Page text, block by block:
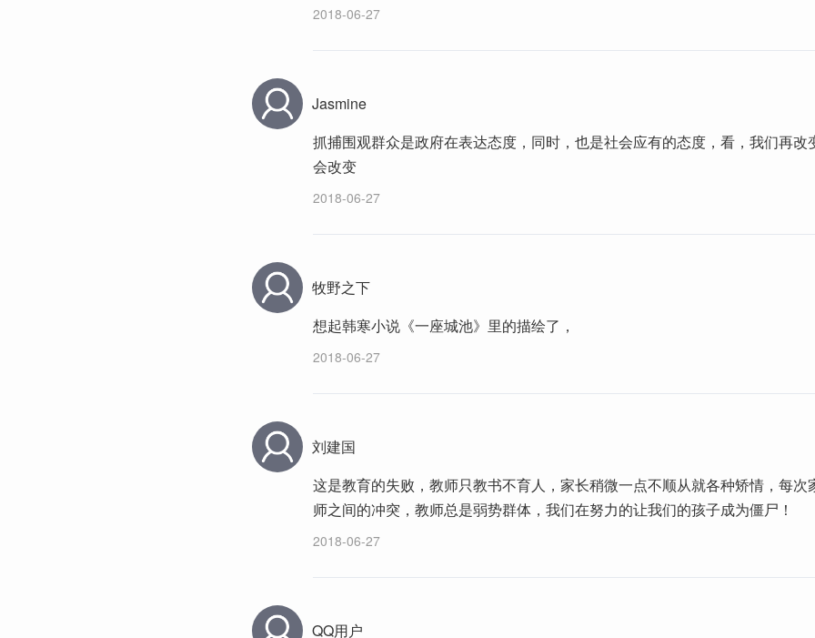
2018-06-27
Jasmine
抓捕围观群众是政府在表达态度，同时，也是社会应有的态度，看，我们再改
会改变
2018-06-27
牧野之下
想起韩寒小说《一座城池》里的描绘了，
2018-06-27
刘建国
这是教育的失败，教师只教书不育人，家长稍微一点不顺从就各种矫情，每次
师之间的冲突，教师总是弱势群体，我们在努力的让我们的孩子成为僵尸！
2018-06-27
QQ用户